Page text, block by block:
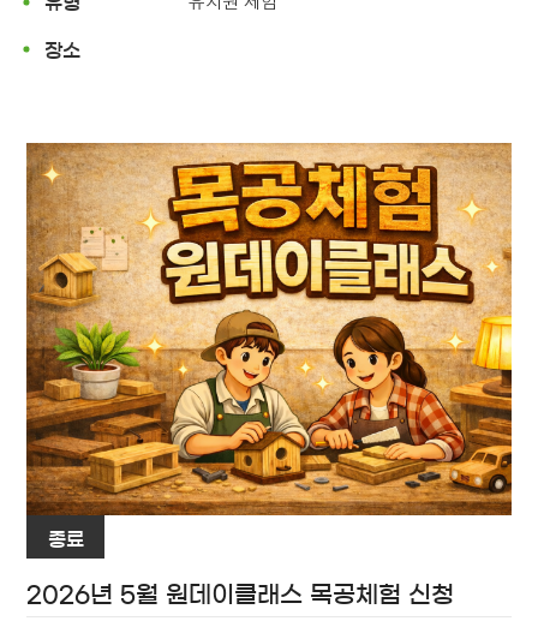
장소
종료
2026년 5월 원데이클래스 목공체험 신청